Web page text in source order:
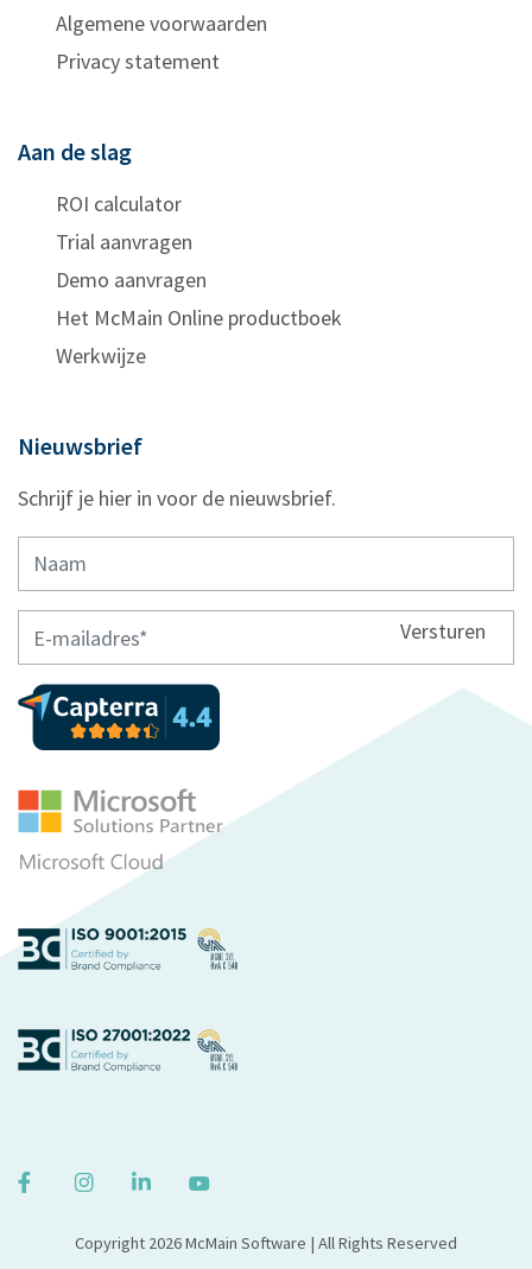
Algemene voorwaarden
Privacy statement
Aan de slag
ROI calculator
Trial aanvragen
Demo aanvragen
Het McMain Online productboek
Werkwijze
Nieuwsbrief
Schrijf je hier in voor de nieuwsbrief.
Versturen
Copyright 2026 McMain Software | All Rights Reserved